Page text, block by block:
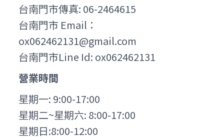
台南門市傳真: 06-2464615
台南門市 Email：
ox062462131@gmail.com
台南門市Line Id: ox062462131
營業時間
星期一: 9:00-17:00
星期二~星期六: 8:00-17:00
星期日:8:00-12:00